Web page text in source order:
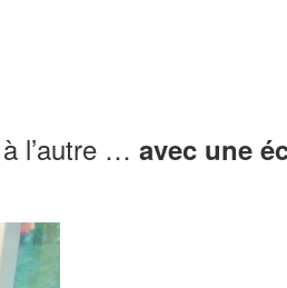
à l’autre … avec une